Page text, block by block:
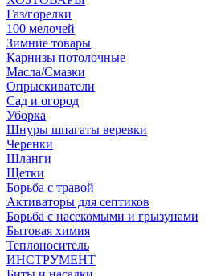
Газ/горелки
100 мелочей
Зимние товары
Карнизы потолочные
Масла/Смазки
Опрыскиватели
Сад и огород
Уборка
Шнуры шпагаты веревки
Черенки
Шланги
Щетки
Борьба с травой
Активаторы для септиков
Борьба с насекомыми и грызунами
Бытовая химия
Теплоноситель
ИНСТРУМЕНТ